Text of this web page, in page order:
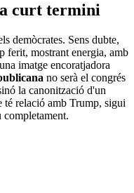
curt termini
demòcrates. Sens dubte,
ferit, mostrant energia, amb
imatge encoratjadora
no serà el congrés
la canonització d'un
relació amb Trump, sigui
completament.